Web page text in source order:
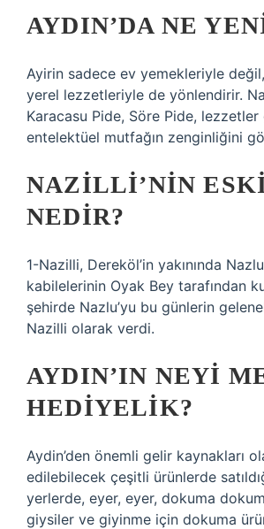
AYDIN’DA NE
Ayirin sadece ev yemekleriyle
yerel lezzetleriyle de yönlendirir.
Karacasu Pide, Söre Pide,
entelektüel mutfağın zenginliğini
NAZILLI’NIN
NEDIR?
1-Nazilli, Dereköl’in yakınında
kabilelerinin Oyak Bey tarafından
şehirde Nazlu’yu bu günlerin
Nazilli olarak verdi.
AYDIN’IN NEYI
HEDIYELIK?
Aydin’den önemli gelir kaynakları
edilebilecek çeşitli ürünlerde
yerlerde, eyer, eyer, dokuma
giysiler ve giyinme için dokuma